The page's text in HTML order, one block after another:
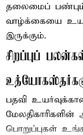
தலைமைப்
வாழ்க்கையை
இருக்கும்.
சிறப்புப்
பதவி
மேலதிகாரிகளின்
பொறுப்புகள்